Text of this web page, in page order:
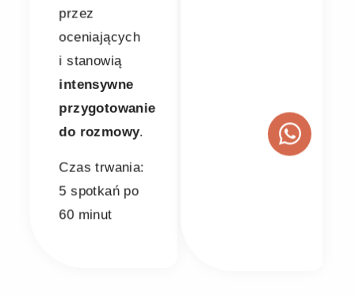
przez
oceniających
i stanowią
intensywne
przygotowanie
do rozmowy.
Czas trwania:
5 spotkań po
60 minut